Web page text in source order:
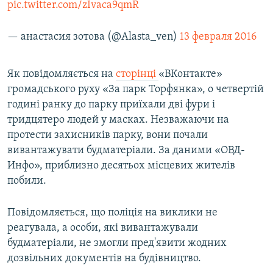
pic.twitter.com/zIvaca9qmR
— анастасия зотова (@Alasta_ven) 13 февраля 2016
Як повідомляється на сторінці «ВКонтакте»
громадського руху «За парк Торфянка», о четвертій
годині ранку до парку приїхали дві фури і
тридцятеро людей у масках. Незважаючи на
протести захисників парку, вони почали
вивантажувати будматеріали. За даними «ОВД-
Инфо», приблизно десятьох місцевих жителів
побили.
Повідомляється, що поліція на виклики не
реагувала, а особи, які вивантажували
будматеріали, не змогли пред'явити жодних
дозвільних документів на будівництво.